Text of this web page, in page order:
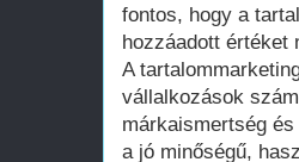
fontos, hogy a
hozzáadott értéket
A
vállalkozások
márkaismertség
a jó minőségű,